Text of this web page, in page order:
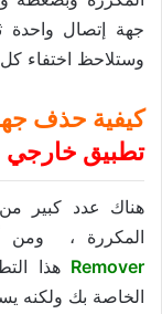
وستلاحظ اختفاء كل
كيفية حذف
تطبيق خارجي
هناك عدد كبير من
المكررة ، ومن
Remover هذا
الخاصة بك ولكنه